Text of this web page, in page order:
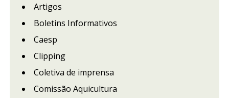
Artigos
Boletins Informativos
Caesp
Clipping
Coletiva de imprensa
Comissão Aquicultura